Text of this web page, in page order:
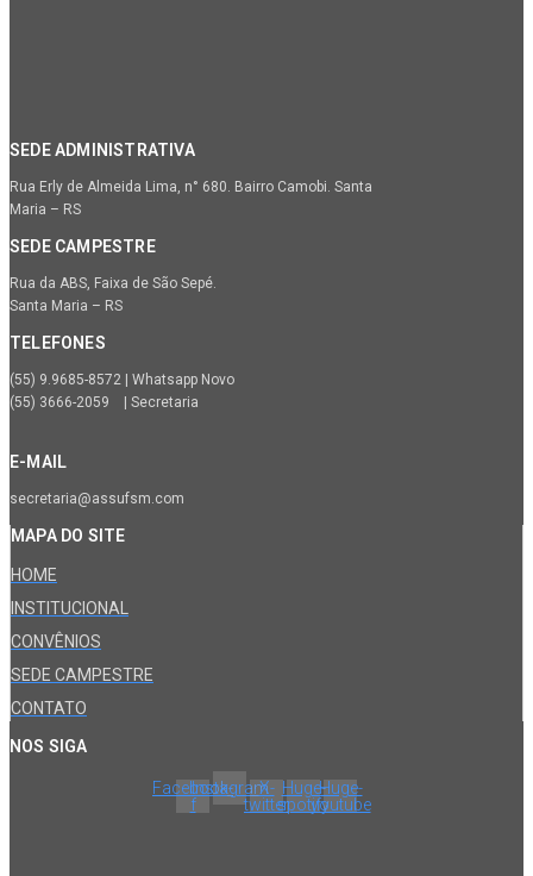
SEDE ADMINISTRATIVA
Rua Erly de Almeida Lima, n° 680. Bairro Camobi. Santa
Maria – RS
SEDE CAMPESTRE
Rua da ABS, Faixa de São Sepé.
Santa Maria – RS
TELEFONES
(55) 9.9685-8572 | Whatsapp Novo
(55) 3666-2059 | Secretaria
E-MAIL
secretaria@assufsm.com
MAPA DO SITE
HOME
INSTITUCIONAL
CONVÊNIOS
SEDE CAMPESTRE
CONTATO
NOS SIGA
Facebook-
f
InstagramX-
twitter
Huge-
spotify
Huge-
youtube